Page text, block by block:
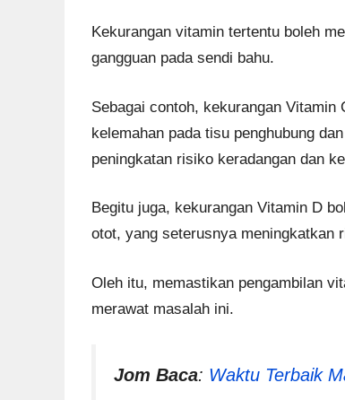
Kekurangan vitamin tertentu boleh
gangguan pada sendi bahu.
Sebagai contoh, kekurangan
kelemahan pada tisu penghubung
peningkatan risiko keradangan dan
Begitu juga, kekurangan Vitamin D
otot, yang seterusnya meningkatkan
Oleh itu, memastikan pengambilan
merawat masalah ini.
Jom Baca: Waktu Terbaik